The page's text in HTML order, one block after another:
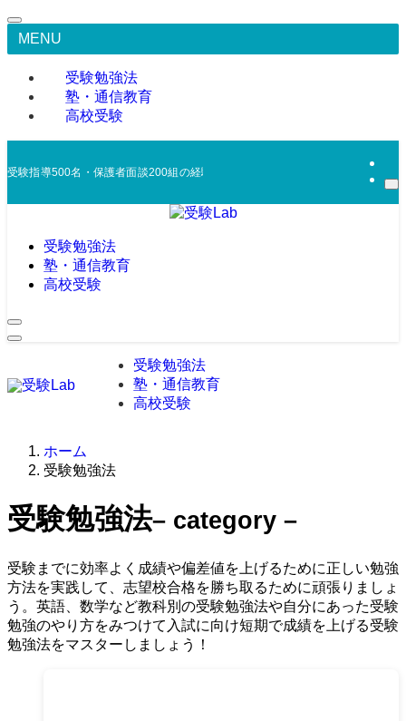
MENU
受験勉強法
塾・通信教育
高校受験
受験指導500名・保護者面談200組の経験から、合宿免許・浪人戦略・模試活
受験勉強法
塾・通信教育
高校受験
受験勉強法
塾・通信教育
高校受験
ホーム
受験勉強法
受験勉強法– category –
受験までに効率よく成績や偏差値を上げるために正しい勉強
方法を実践して、志望校合格を勝ち取るために頑張りましょ
う。英語、数学など教科別の受験勉強法や自分にあった受験
勉強のやり方をみつけて入試に向け短期で成績を上げる受験
勉強法をマスターしましょう！